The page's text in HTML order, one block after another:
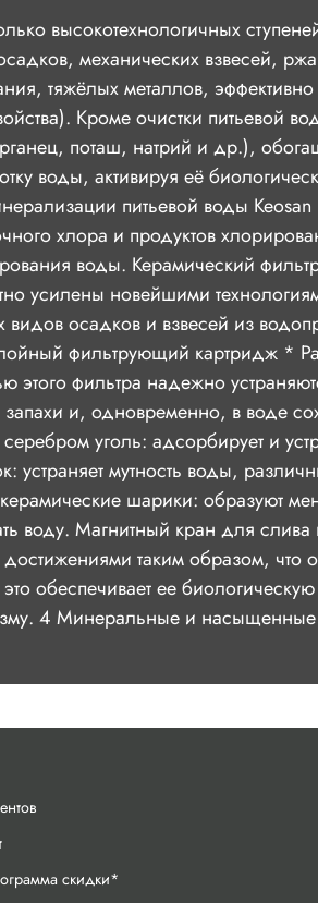
высокотехнологичных
механических взвесей,
тяжёлых металлов,
Кроме очистки питьевой
поташ, натрий и др.),
воды, активируя её
питьевой воды
хлора и продуктов
воды. Керамический
усилены новейшими
осадков и взвесей из
фильтрующий картридж *
этого фильтра надежно
и, одновременно, в воде
уголь: адсорбирует и
мутность воды,
шарики: образуют
воду. Магнитный кран для
таким образом, что
обеспечивает ее
4 Минеральные и
скидки*